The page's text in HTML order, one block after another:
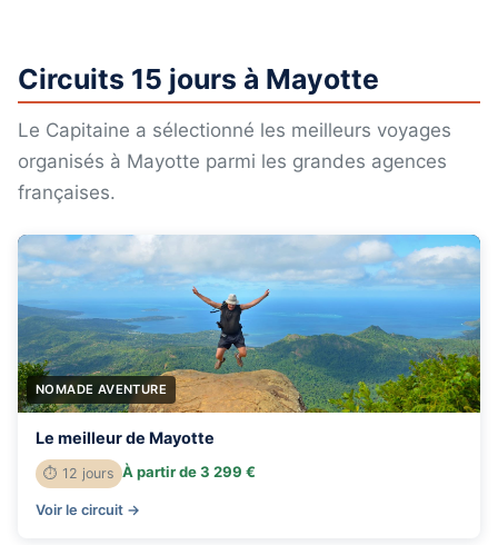
Circuits 15 jours à Mayotte
Le Capitaine a sélectionné les meilleurs voyages
organisés à Mayotte parmi les grandes agences
françaises.
NOMADE AVENTURE
Le meilleur de Mayotte
⏱ 12 jours À partir de 3 299 €
Voir le circuit →